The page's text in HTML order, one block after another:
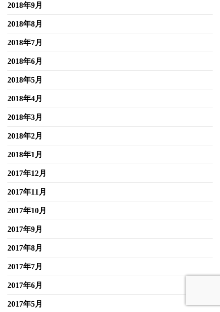
2018年9月
2018年8月
2018年7月
2018年6月
2018年5月
2018年4月
2018年3月
2018年2月
2018年1月
2017年12月
2017年11月
2017年10月
2017年9月
2017年8月
2017年7月
2017年6月
2017年5月